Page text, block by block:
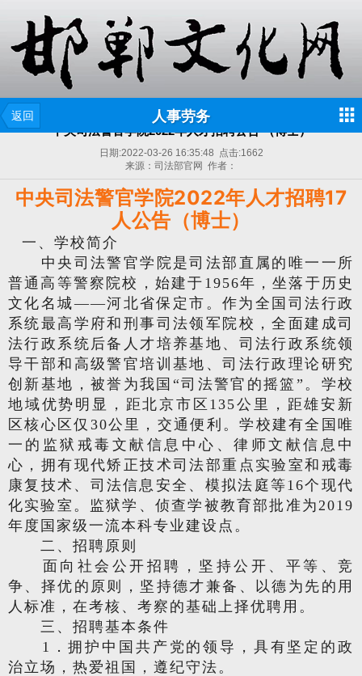
返回 人事劳务
中央司法警官学院2022年人才招聘公告 （博士）
日期:2022-03-26 16:35:48 点击:1662
来源：司法部官网 作者：
中央司法警官学院2022年人才招聘17
人公告（博士）
一、学校简介
中央司法警官学院是司法部直属的唯一一所
普通高等警察院校，始建于1956年，坐落于历史
文化名城——河北省保定市。作为全国司法行政
系统最高学府和刑事司法领军院校，全面建成司
法行政系统后备人才培养基地、司法行政系统领
导干部和高级警官培训基地、司法行政理论研究
创新基地，被誉为我国“司法警官的摇篮”。学校
地域优势明显，距北京市区135公里，距雄安新
区核心区仅30公里，交通便利。学校建有全国唯
一的监狱戒毒文献信息中心、律师文献信息中
心，拥有现代矫正技术司法部重点实验室和戒毒
康复技术、司法信息安全、模拟法庭等16个现代
化实验室。监狱学、侦查学被教育部批准为2019
年度国家级一流本科专业建设点。
二、招聘原则
面向社会公开招聘，坚持公开、平等、竞
争、择优的原则，坚持德才兼备、以德为先的用
人标准，在考核、考察的基础上择优聘用。
三、招聘基本条件
1．拥护中国共产党的领导，具有坚定的政
治立场，热爱祖国，遵纪守法。